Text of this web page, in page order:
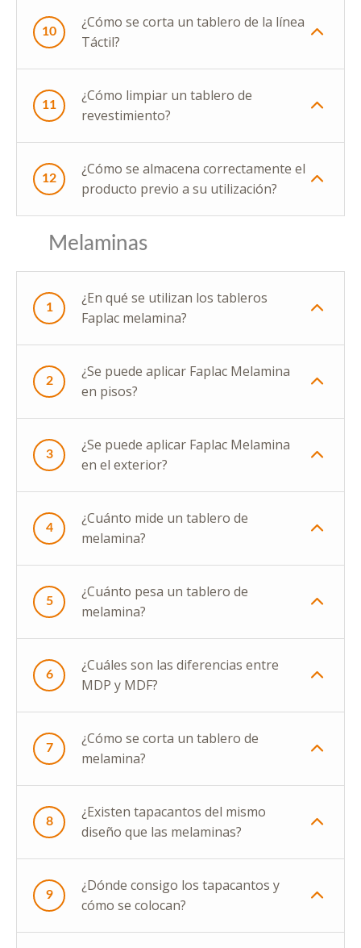
10
¿Cómo se corta un tablero de la línea
Táctil?
11
¿Cómo limpiar un tablero de
revestimiento?
12
¿Cómo se almacena correctamente el
producto previo a su utilización?
Melaminas
1
¿En qué se utilizan los tableros
Faplac melamina?
2
¿Se puede aplicar Faplac Melamina
en pisos?
3
¿Se puede aplicar Faplac Melamina
en el exterior?
4
¿Cuánto mide un tablero de
melamina?
5
¿Cuánto pesa un tablero de
melamina?
6
¿Cuáles son las diferencias entre
MDP y MDF?
7
¿Cómo se corta un tablero de
melamina?
8
¿Existen tapacantos del mismo
diseño que las melaminas?
9
¿Dónde consigo los tapacantos y
cómo se colocan?